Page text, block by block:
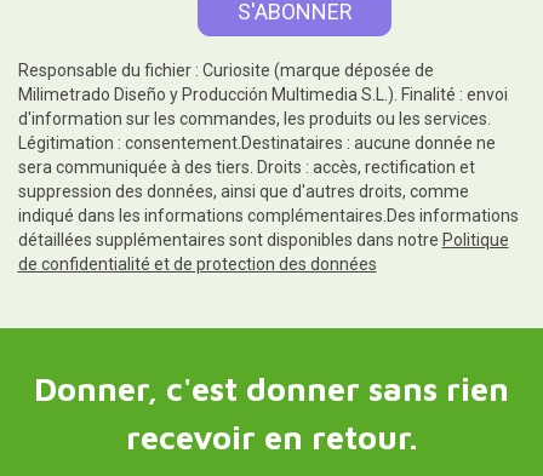
Responsable du fichier : Curiosite (marque déposée de
Milimetrado Diseño y Producción Multimedia S.L.). Finalité : envoi
d'information sur les commandes, les produits ou les services.
Légitimation : consentement.Destinataires : aucune donnée ne
sera communiquée à des tiers. Droits : accès, rectification et
suppression des données, ainsi que d'autres droits, comme
indiqué dans les informations complémentaires.Des informations
détaillées supplémentaires sont disponibles dans notre Politique
de confidentialité et de protection des données
Donner, c'est donner sans rien
recevoir en retour.